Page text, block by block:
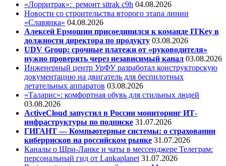
«Лорритрак»: ремонт sitrak c9h 04.08.2026
Новости со строительства второго этапа линии
«Славянка» 04.08.2026
Алексей Ермошин присоединился к команде ITKey в
должности директора по продукту 03.08.2026
UDV Group: срочные платежи от «руководителя»
нужно проверять через независимый канал 03.08.2026
Инженерный центр УрФУ разработал конструкторскую
документацию на двигатель для беспилотных
летательных аппаратов 03.08.2026
«Таларис»: комфортная обувь для стильных людей
03.08.2026
ActiveCloud запустил в России мониторинг ИТ-
инфраструктуры по подписке 31.07.2026
ГИГАНТ — Компьютерные системы: о страховании
киберрисков на российском рынке 31.07.2026
Каналы о Шри-Ланке и чаты в мессенджере Телеграм:
персональный гид от Lankaplanet 31.07.2026